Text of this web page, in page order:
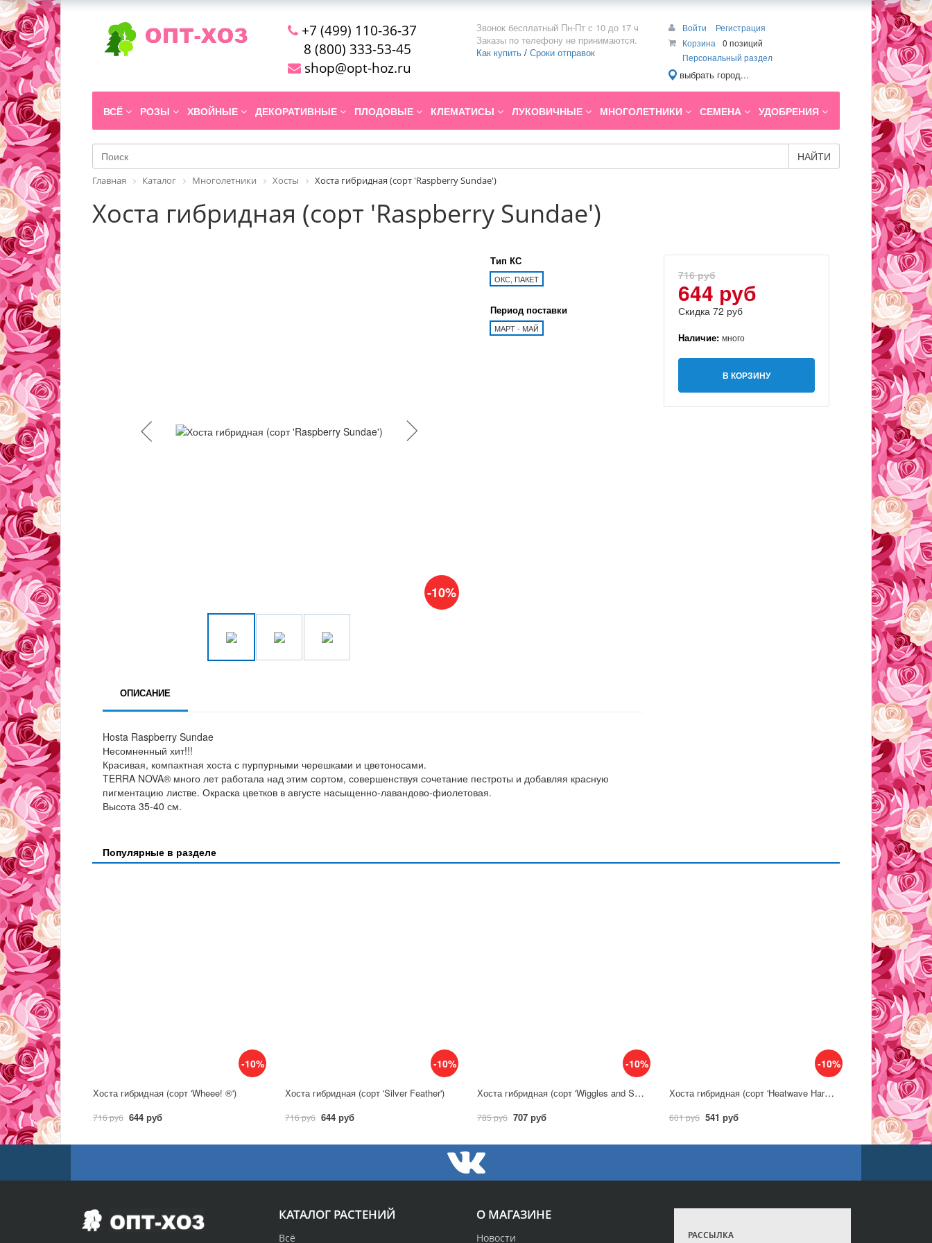
+7 (499) 110-36-37
8 (800) 333-53-45
shop@opt-hoz.ru
Звонок бесплатный Пн-Пт с 10 до 17 ч
Заказы по телефону не принимаются.
Как купить / Сроки отправок
Войти
Регистрация
Корзина
0 позиций
Персональный раздел
выбрать город...
ВСЁ РОЗЫ ХВОЙНЫЕ ДЕКОРАТИВНЫЕ ПЛОДОВЫЕ КЛЕМАТИСЫ ЛУКОВИЧНЫЕ МНОГОЛЕТНИКИ СЕМЕНА УДОБРЕНИЯ
НАЙТИ
Главная Каталог Многолетники Хосты Хоста гибридная (сорт 'Raspberry Sundae')
Хоста гибридная (сорт 'Raspberry Sundae')
-10%
Тип КС
ОКС, ПАКЕТ
Период поставки
МАРТ - МАЙ
716 руб
644 руб
Скидка 72 руб
Наличие: много
В КОРЗИНУ
ОПИСАНИЕ
Hosta Raspberry Sundae
Несомненный хит!!!
Красивая, компактная хоста с пурпурными черешками и цветоносами.
TERRA NOVA® много лет работала над этим сортом, совершенствуя сочетание пестроты и добавляя красную
пигментацию листве. Окраска цветков в августе насыщенно-лавандово-фиолетовая.
Высота 35-40 см.
Популярные в разделе
-10%
Хоста гибридная (сорт 'Wheee! ®')
716 руб 644 руб
-10%
Хоста гибридная (сорт 'Silver Feather')
716 руб 644 руб
-10%
Хоста гибридная (сорт 'Wiggles and Squiggles')
785 руб 707 руб
-10%
Хоста гибридная (сорт 'Heatwave Harmony')
601 руб 541 руб
О МАГАЗИНЕ
Новости
КАТАЛОГ РАСТЕНИЙ
Всё РАССЫЛКА